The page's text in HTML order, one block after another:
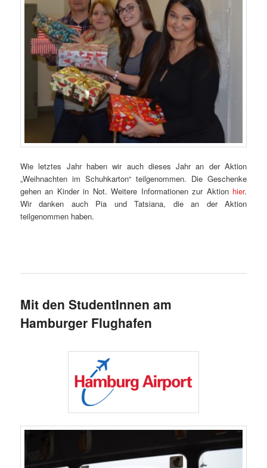
Wie letztes Jahr haben wir auch dieses Jahr an der Aktion
„Weihnachten im Schuhkarton“ teilgenommen. Die Geschenke
gehen an Kinder in Not. Weitere Informationen zur Aktion hier.
Wir danken auch Pia und Tatsiana, die an der Aktion
teilgenommen haben.
Mit den StudentInnen am
Hamburger Flughafen